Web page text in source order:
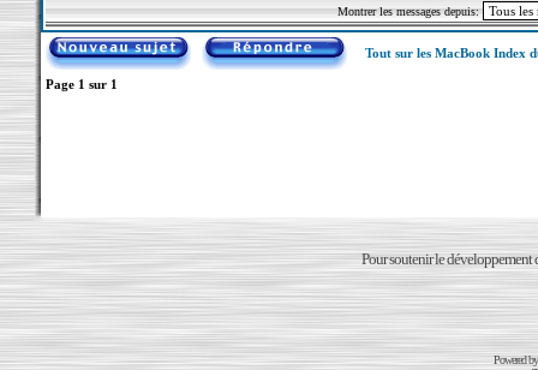
Montrer les messages depuis:
Tout sur les MacBook Index
Page 1 sur 1
Pour soutenir le développement
Powered